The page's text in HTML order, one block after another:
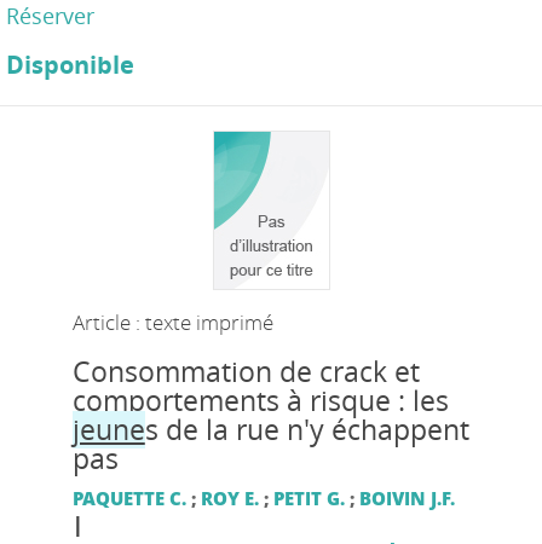
Réserver
Disponible
Article : texte imprimé
Consommation de crack et
comportements à risque : les
jeunes de la rue n'y échappent
pas
PAQUETTE C.; ROY E.; PETIT G.; BOIVIN J.F.
|